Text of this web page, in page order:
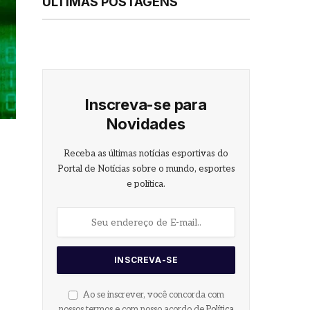
Inscreva-se para
Novidades
Receba as últimas notícias esportivas do
Portal de Notícias sobre o mundo, esportes
e política.
Ao se inscrever, você concorda com